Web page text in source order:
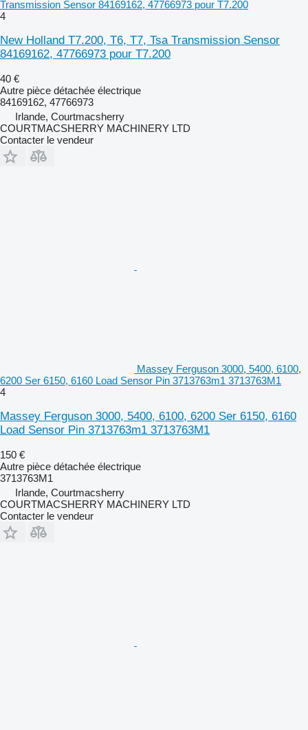
Transmission Sensor 84169162, 47766973 pour T7.200
4
New Holland T7.200, T6, T7, Tsa Transmission Sensor
84169162, 47766973 pour T7.200
40 €
Autre pièce détachée électrique
84169162, 47766973
Irlande, Courtmacsherry
COURTMACSHERRY MACHINERY LTD
Contacter le vendeur
Massey Ferguson 3000, 5400, 6100,
6200 Ser 6150, 6160 Load Sensor Pin 3713763m1 3713763M1
4
Massey Ferguson 3000, 5400, 6100, 6200 Ser 6150, 6160
Load Sensor Pin 3713763m1 3713763M1
150 €
Autre pièce détachée électrique
3713763M1
Irlande, Courtmacsherry
COURTMACSHERRY MACHINERY LTD
Contacter le vendeur